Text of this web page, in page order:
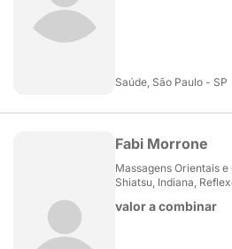
Saúde, São Paulo - SP
Fabi Morrone
Massagens Orientais
Shiatsu, Indiana,
valor a combinar